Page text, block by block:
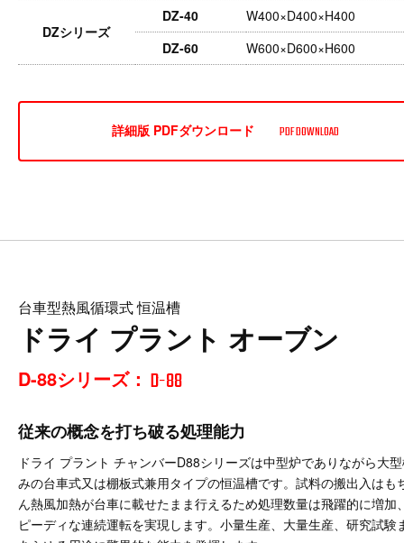
DZシリーズ
DZ-40
W400×D400×H400
DZ-60
W600×D600×H600
詳細版 PDFダウンロード PDF DOWNLOAD
台車型熱風循環式 恒温槽
ドライ プラント オーブン
D-88シリーズ： D-88
従来の概念を打ち破る処理能力
ドライ プラント チャンバーD88シリーズは中型炉でありながら大
みの台車式又は棚板式兼用タイプの恒温槽です。試料の搬出入はも
ん熱風加熱が台車に載せたまま行えるため処理数量は飛躍的に増加
ピーディな連続運転を実現します。小量生産、大量生産、研究試験